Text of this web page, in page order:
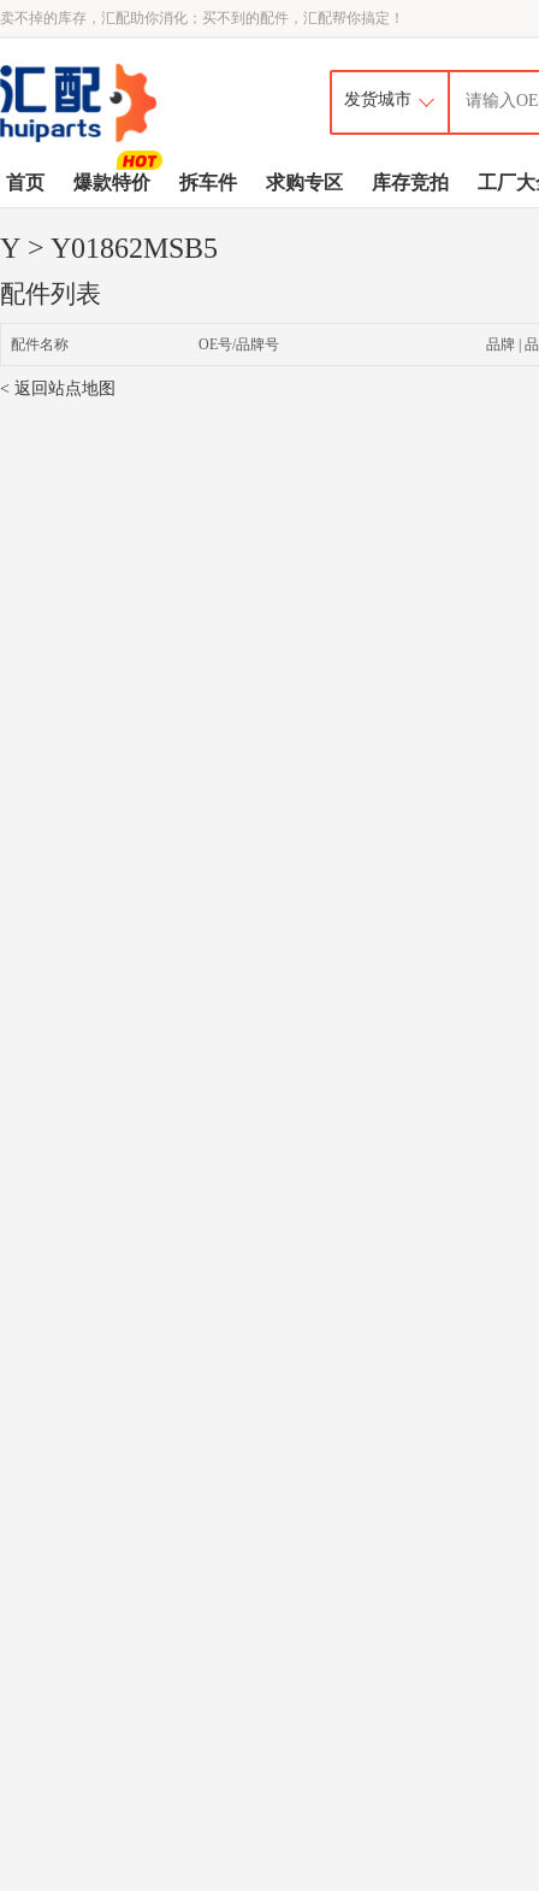
卖不掉的库存，汇配助你消化；买不到的配件，汇配帮你搞定！
首页 爆款特价 拆车件 求购专区 库存竞拍 工厂大
Y > Y01862MSB5
配件列表
配件名称 OE号/品牌号 品牌 |
< 返回站点地图